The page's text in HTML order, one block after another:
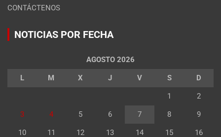
CONTÁCTENOS
NOTICIAS POR FECHA
AGOSTO 2026
L M X J V S D
1 2
3 4 5 6 7 8 9
10 11 12 13 14 15 16